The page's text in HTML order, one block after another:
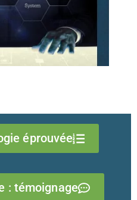
éprouvée
: témoignage